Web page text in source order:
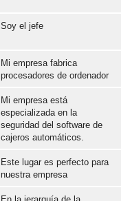
Soy el jefe
Mi empresa fabrica
procesadores de ordenador
Mi empresa está
especializada en la
seguridad del software de
cajeros automáticos.
Este lugar es perfecto para
nuestra empresa